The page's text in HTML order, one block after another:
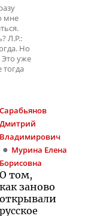
мне
Л.Р.:
Но
Это уже
тогда
Сарабьянов
Дмитрий
Владимирович
Мурина Елена
Борисовна
О том,
как заново
открывали
русское